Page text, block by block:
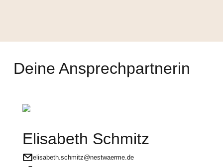
Deine Ansprechpartnerin
Elisabeth Schmitz
elisabeth.schmitz@nestwaerme.de